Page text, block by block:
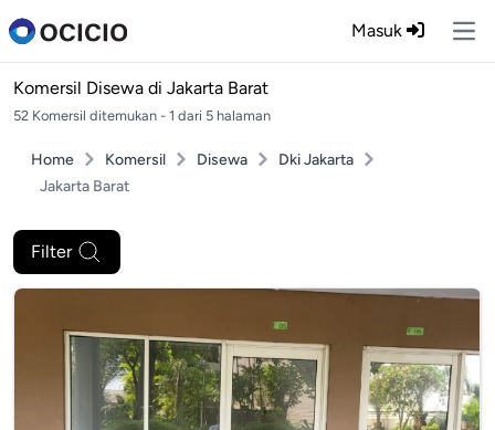
Masuk
Komersil Disewa di Jakarta Barat
52 Komersil ditemukan - 1 dari 5 halaman
Home Komersil Disewa
Dki Jakarta
Jakarta Barat
Filter